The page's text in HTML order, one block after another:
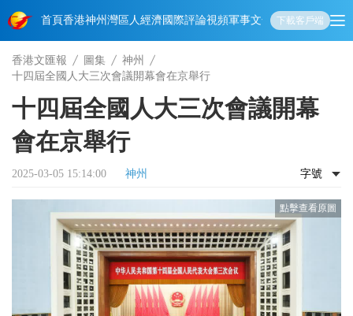
首頁香港神州 灣區人經濟國際評論視頻軍事文化 娛樂生活教育體
下載客戶端
香港文匯報 圖集
神州
十四屆全國人大三次會議開幕會在京舉行
十四屆全國人大三次會議開幕
會在京舉行
2025-03-05 15:14:00 神州 字號